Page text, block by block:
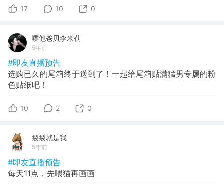
17 10 0
噗他爸贝李米勒
5年前
#即友直播预告
选购已久的尾箱终于送到了！一起给尾箱贴满猛男专属的粉
色贴纸吧！
10 2 0
裂裂就是我
5年前
#即友直播预告
每天11点，先喂猫再画画